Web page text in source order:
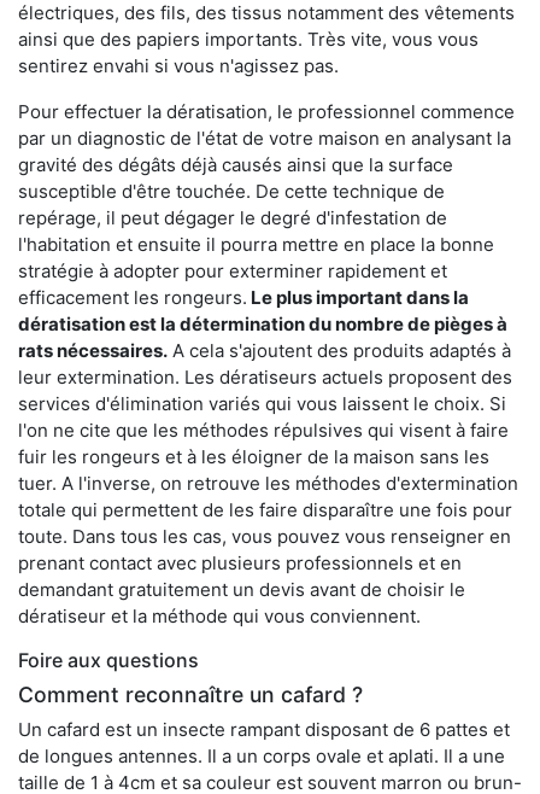
électriques, des fils, des tissus notamment des vêtements
ainsi que des papiers importants. Très vite, vous vous
sentirez envahi si vous n'agissez pas.
Pour effectuer la dératisation, le professionnel commence
par un diagnostic de l'état de votre maison en analysant la
gravité des dégâts déjà causés ainsi que la surface
susceptible d'être touchée. De cette technique de
repérage, il peut dégager le degré d'infestation de
l'habitation et ensuite il pourra mettre en place la bonne
stratégie à adopter pour exterminer rapidement et
efficacement les rongeurs. Le plus important dans la
dératisation est la détermination du nombre de pièges à
rats nécessaires. A cela s'ajoutent des produits adaptés à
leur extermination. Les dératiseurs actuels proposent des
services d'élimination variés qui vous laissent le choix. Si
l'on ne cite que les méthodes répulsives qui visent à faire
fuir les rongeurs et à les éloigner de la maison sans les
tuer. A l'inverse, on retrouve les méthodes d'extermination
totale qui permettent de les faire disparaître une fois pour
toute. Dans tous les cas, vous pouvez vous renseigner en
prenant contact avec plusieurs professionnels et en
demandant gratuitement un devis avant de choisir le
dératiseur et la méthode qui vous conviennent.
Foire aux questions
Comment reconnaître un cafard ?
Un cafard est un insecte rampant disposant de 6 pattes et
de longues antennes. Il a un corps ovale et aplati. Il a une
taille de 1 à 4cm et sa couleur est souvent marron ou brun-